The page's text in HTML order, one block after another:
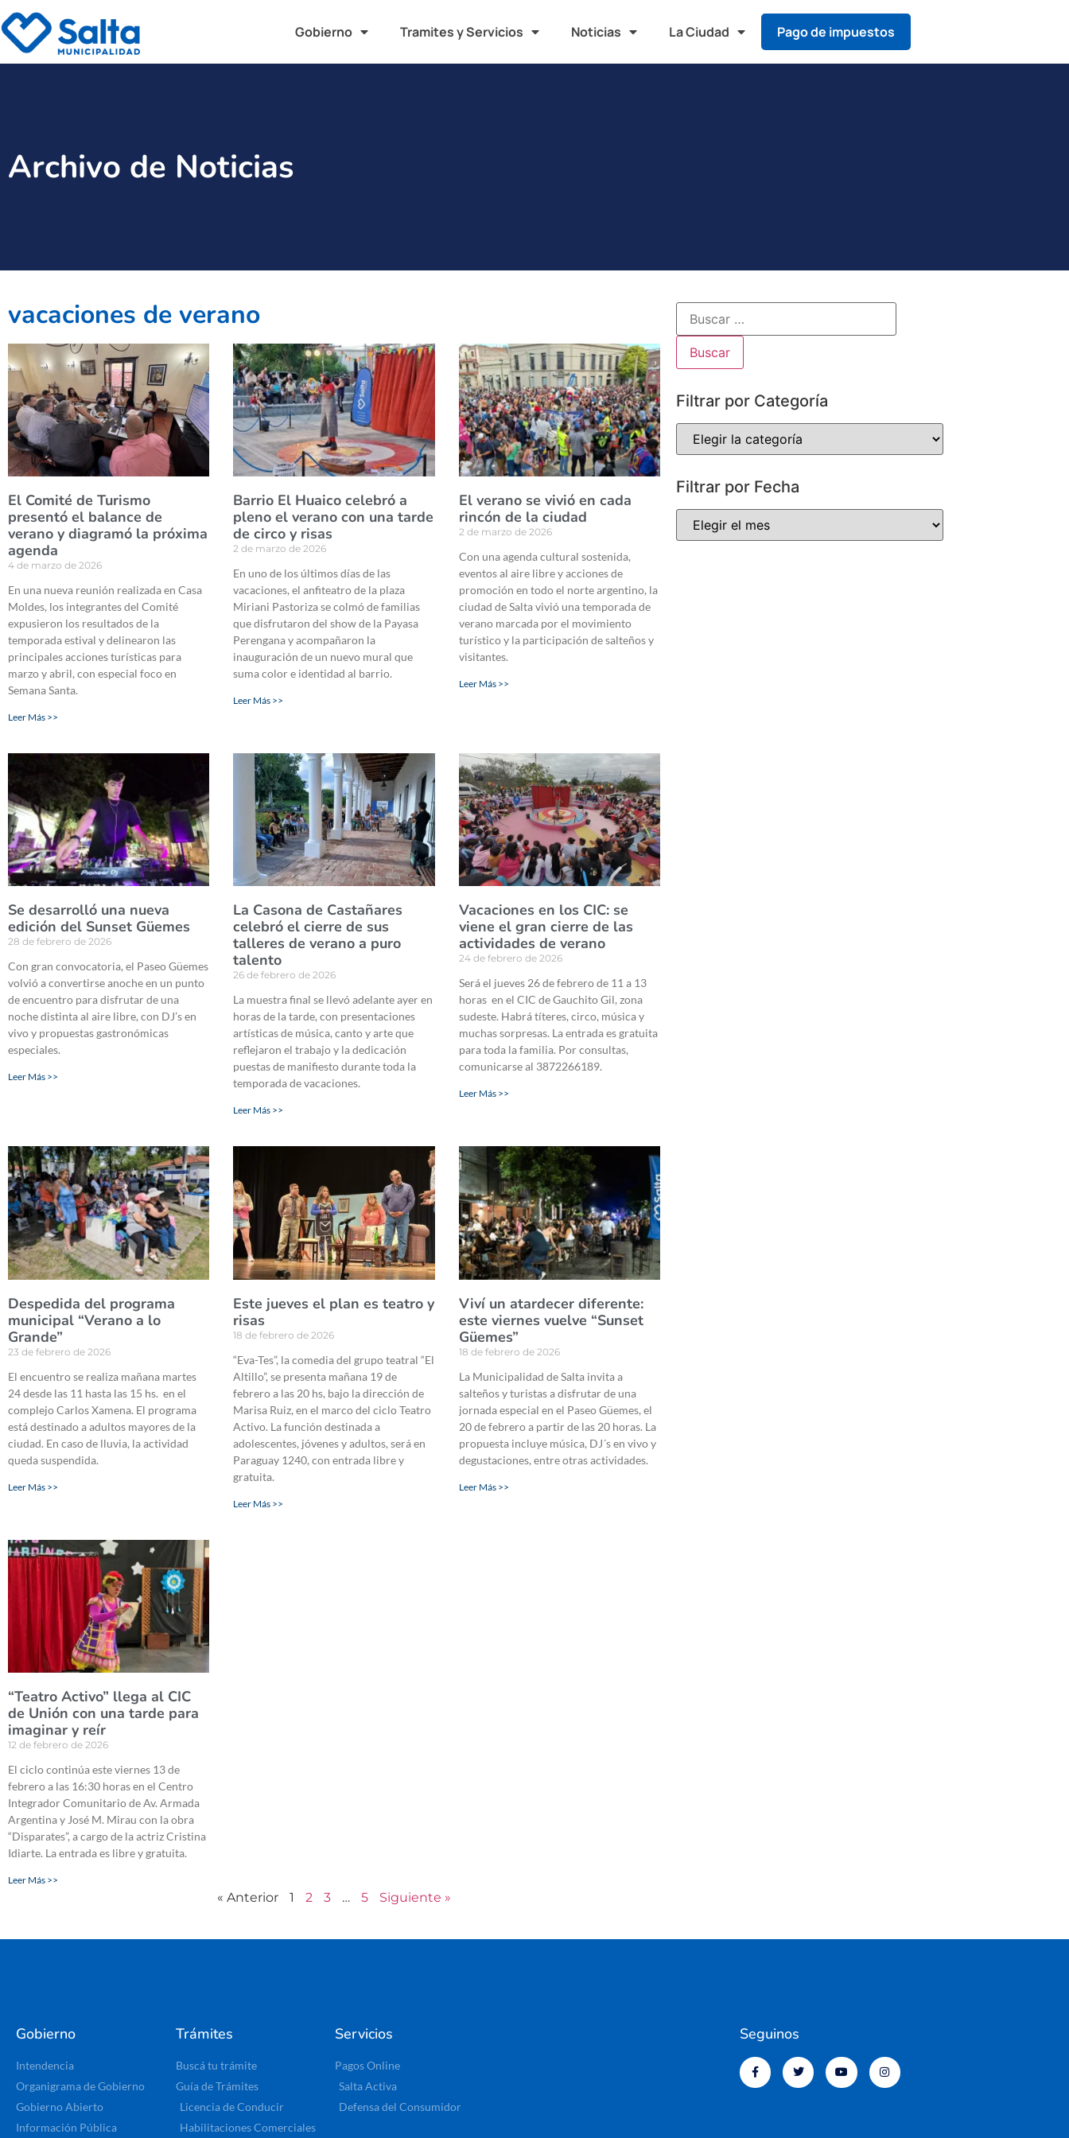
Gobierno Tramites y Servicios Noticias La Ciudad Pago de impuestos
Archivo de Noticias
vacaciones de verano
El Comité de Turismo
presentó el balance de
verano y diagramó la próxima
agenda
4 de marzo de 2026
En una nueva reunión realizada en Casa
Moldes, los integrantes del Comité
expusieron los resultados de la
temporada estival y delinearon las
principales acciones turísticas para
marzo y abril, con especial foco en
Semana Santa.
Leer Más >>
Barrio El Huaico celebró a
pleno el verano con una tarde
de circo y risas
2 de marzo de 2026
En uno de los últimos días de las
vacaciones, el anfiteatro de la plaza
Miriani Pastoriza se colmó de familias
que disfrutaron del show de la Payasa
Perengana y acompañaron la
inauguración de un nuevo mural que
suma color e identidad al barrio.
Leer Más >>
El verano se vivió en cada
rincón de la ciudad
2 de marzo de 2026
Con una agenda cultural sostenida,
eventos al aire libre y acciones de
promoción en todo el norte argentino, la
ciudad de Salta vivió una temporada de
verano marcada por el movimiento
turístico y la participación de salteños y
visitantes.
Leer Más >>
Se desarrolló una nueva
edición del Sunset Güemes
28 de febrero de 2026
Con gran convocatoria, el Paseo Güemes
volvió a convertirse anoche en un punto
de encuentro para disfrutar de una
noche distinta al aire libre, con DJ’s en
vivo y propuestas gastronómicas
especiales.
Leer Más >>
La Casona de Castañares
celebró el cierre de sus
talleres de verano a puro
talento
26 de febrero de 2026
La muestra final se llevó adelante ayer en
horas de la tarde, con presentaciones
artísticas de música, canto y arte que
reflejaron el trabajo y la dedicación
puestas de manifiesto durante toda la
temporada de vacaciones.
Leer Más >>
Vacaciones en los CIC: se
viene el gran cierre de las
actividades de verano
24 de febrero de 2026
Será el jueves 26 de febrero de 11 a 13
horas en el CIC de Gauchito Gil, zona
sudeste. Habrá títeres, circo, música y
muchas sorpresas. La entrada es gratuita
para toda la familia. Por consultas,
comunicarse al 3872266189.
Leer Más >>
Despedida del programa
municipal “Verano a lo
Grande”
23 de febrero de 2026
El encuentro se realiza mañana martes
24 desde las 11 hasta las 15 hs. en el
complejo Carlos Xamena. El programa
está destinado a adultos mayores de la
ciudad. En caso de lluvia, la actividad
queda suspendida.
Leer Más >>
Este jueves el plan es teatro y
risas
18 de febrero de 2026
“Eva-Tes”, la comedia del grupo teatral “El
Altillo”, se presenta mañana 19 de
febrero a las 20 hs, bajo la dirección de
Marisa Ruiz, en el marco del ciclo Teatro
Activo. La función destinada a
adolescentes, jóvenes y adultos, será en
Paraguay 1240, con entrada libre y
gratuita.
Leer Más >>
Viví un atardecer diferente:
este viernes vuelve “Sunset
Güemes”
18 de febrero de 2026
La Municipalidad de Salta invita a
salteños y turistas a disfrutar de una
jornada especial en el Paseo Güemes, el
20 de febrero a partir de las 20 horas. La
propuesta incluye música, DJ´s en vivo y
degustaciones, entre otras actividades.
Leer Más >>
“Teatro Activo” llega al CIC
de Unión con una tarde para
imaginar y reír
12 de febrero de 2026
El ciclo continúa este viernes 13 de
febrero a las 16:30 horas en el Centro
Integrador Comunitario de Av. Armada
Argentina y José M. Mirau con la obra
“Disparates”, a cargo de la actriz Cristina
Idiarte. La entrada es libre y gratuita.
Leer Más >>
« Anterior 1 2 3 … 5 Siguiente »
Filtrar por Categoría
Filtrar por Fecha
Gobierno
Intendencia
Organigrama de Gobierno
Gobierno Abierto
Información Pública
Trámites
Buscá tu trámite
Guía de Trámites
Licencia de Conducir
Habilitaciones Comerciales
Servicios
Pagos Online
Salta Activa
Defensa del Consumidor
Seguinos